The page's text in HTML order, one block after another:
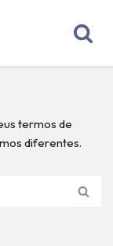
termos de
diferentes.